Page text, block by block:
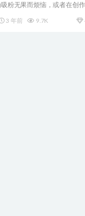
吸粉无果而烦恼，或者在创作
3 年前
9.7K